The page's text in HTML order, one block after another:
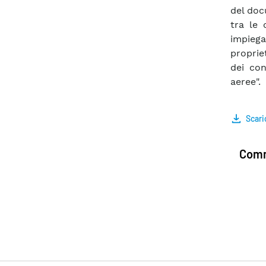
del
tra le
dei
aeree".